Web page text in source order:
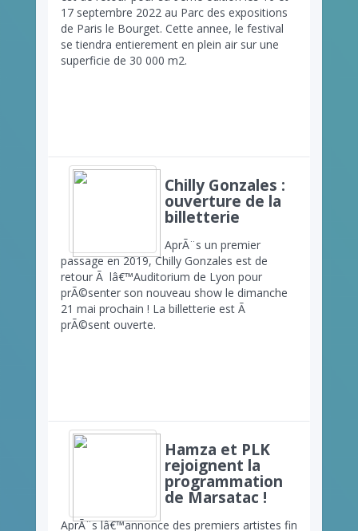
17 septembre 2022 au Parc des expositions
de Paris le Bourget. Cette annee, le festival
se tiendra entierement en plein air sur une
superficie de 30 000 m2.
Chilly Gonzales :
ouverture de la
billetterie
AprÃ¨s un premier
passage en 2019, Chilly Gonzales est de
retour Ã lâ€™Auditorium de Lyon pour
prÃ©senter son nouveau show le dimanche
21 mai prochain ! La billetterie est Ã
prÃ©sent ouverte.
Hamza et PLK
rejoignent la
programmation
de Marsatac !
AprÃ¨s lâ€™annonce des premiers artistes fin